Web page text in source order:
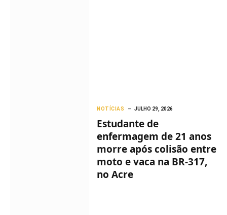
NOTÍCIAS JULHO 29, 2026
Estudante de
enfermagem de 21 anos
morre após colisão entre
moto e vaca na BR-317,
no Acre